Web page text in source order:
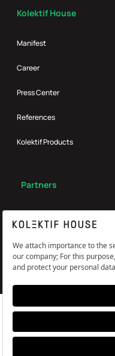
Kolektif House
Manifest
Career
Press Center
References
Kolektif Products
Partners
Çerez
Information and Explicit Consent